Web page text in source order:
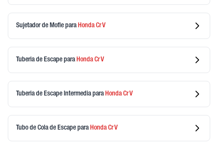
Sujetador de Mofle para HondaCr V
Tuberia de Escape para HondaCr V
Tuberia de Escape Intermediapara HondaCr V
Tubo de Cola de Escape para HondaCr V